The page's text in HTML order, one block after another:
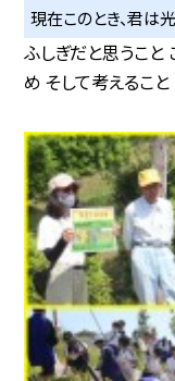
現在このとき、君は
ふしぎだと思うこ
め そして考えること